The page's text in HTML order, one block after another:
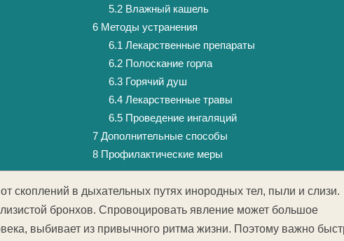
5.2Влажный кашель
6Методы устранения
6.1 Лекарственные препараты
6.2Полоскание горла
6.3Горячий душ
6.4Лекарственные травы
6.5Проведение ингаляций
7Дополнительные способы
8Профилактические меры
скоплений в дыхательных путях инородных тел, пыли и слизи.
бронхов. Спровоцировать явление может большое
выбивает из привычного ритма жизни. Поэтому важно